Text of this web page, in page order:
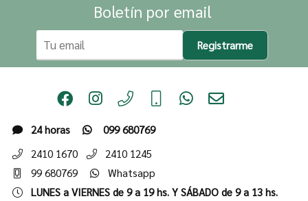
Boletín por email
Registrarme
24 horas
099 680769
2410 1670
2410 1245
99 680769
Whatsapp
LUNES a VIERNES de 9 a 19 hs. Y SÁBADO de 9 a 13 hs.